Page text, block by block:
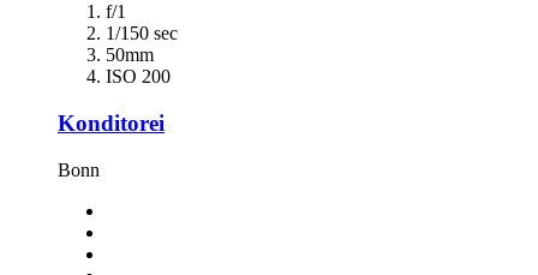
f/1
1/150 sec
50mm
ISO 200
Konditorei
Bonn